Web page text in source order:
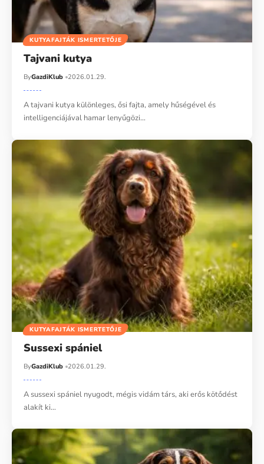
KUTYAFAJTÁK ISMERTETŐJE
Tajvani kutya
ByGazdiKlub 2026.01.29.
A tajvani kutya különleges, ősi fajta, amely hűségével és
intelligenciájával hamar lenyűgözi…
KUTYAFAJTÁK ISMERTETŐJE
Sussexi spániel
ByGazdiKlub 2026.01.29.
A sussexi spániel nyugodt, mégis vidám társ, aki erős kötődést
alakít ki…